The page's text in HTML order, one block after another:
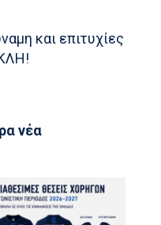
και επιτυχίες
νέα